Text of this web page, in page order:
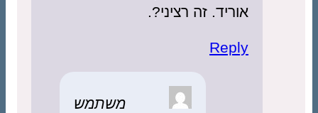
אוריד. זה רציני?.
Reply
משתמש